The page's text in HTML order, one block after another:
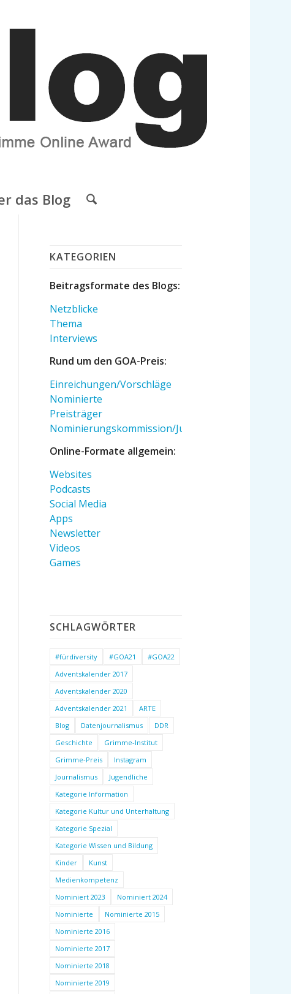
das Blog
KATEGORIEN
Beitragsformate des Blogs:
Netzblicke
Thema
Interviews
Rund um den GOA-Preis:
Einreichungen/Vorschläge
Nominierte
Preisträger
Nominierungskommission/Jury
Online-Formate allgemein:
Websites
Podcasts
Social Media
Apps
Newsletter
Videos
Games
SCHLAGWÖRTER
#fürdiversity #GOA21
#GOA22
Adventskalender 2017
Adventskalender 2020
Adventskalender 2021
ARTE
Blog
Datenjournalismus
DDR
Geschichte
Grimme-Institut
Grimme-Preis
Instagram
Journalismus
Jugendliche
Kategorie Information
Kategorie Kultur und Unterhaltung
Kategorie Spezial
Kategorie Wissen und Bildung
Kinder
Kunst
Medienkompetenz
Nominiert 2023
Nominiert 2024
Nominierte
Nominierte 2015
Nominierte 2016
Nominierte 2017
Nominierte 2018
Nominierte 2019